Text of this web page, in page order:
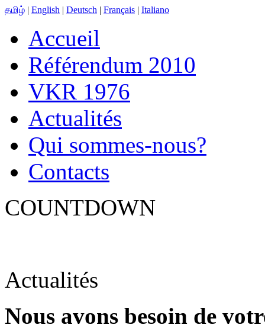
தமிழ் | English | Deutsch | Français | Italiano
Accueil
Référendum 2010
VKR 1976
Actualités
Qui sommes-nous?
Contacts
COUNTDOWN
Actualités
Nous avons besoin de